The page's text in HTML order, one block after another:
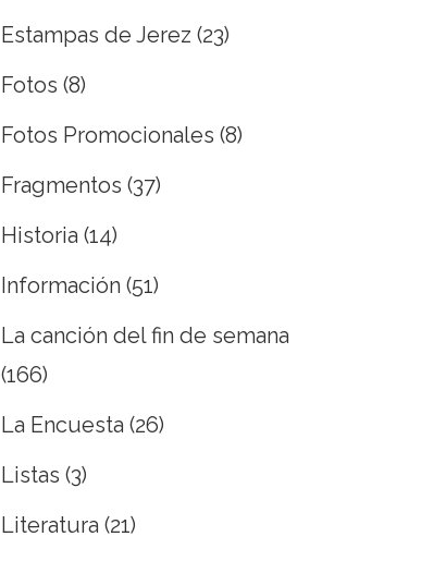
Estampas de Jerez (23)
Fotos (8)
Fotos Promocionales (8)
Fragmentos (37)
Historia (14)
Información (51)
La canción del fin de semana
(166)
La Encuesta (26)
Listas (3)
Literatura (21)